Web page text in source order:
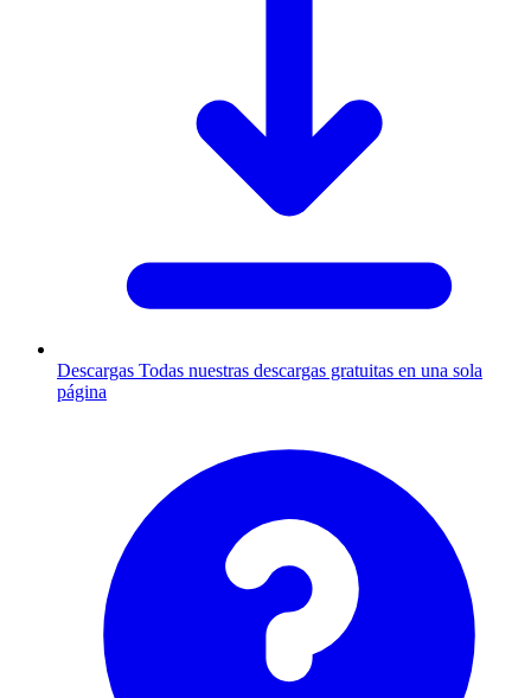
Descargas Todas nuestras descargas gratuitas en una sola
página